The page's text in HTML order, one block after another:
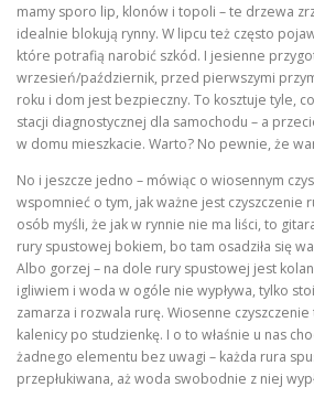
mamy sporo lip, klonów i topoli – te drzewa
idealnie blokują rynny. W lipcu też często
które potrafią narobić szkód. I jesienne
wrzesień/październik, przed pierwszymi
roku i dom jest bezpieczny. To kosztuje tyle,
stacji diagnostycznej dla samochodu – a
w domu mieszkacie. Warto? No pewnie, że
No i jeszcze jedno – mówiąc o wiosennym
wspomnieć o tym, jak ważne jest czyszczenie
osób myśli, że jak w rynnie nie ma liści, to
rury spustowej bokiem, bo tam osadziła się
Albo gorzej – na dole rury spustowej jest
igliwiem i woda w ogóle nie wypływa, tylko
zamarza i rozwala rurę. Wiosenne czyszczenie
kalenicy po studzienkę. I o to właśnie u nas
żadnego elementu bez uwagi – każda rura
przepłukiwana, aż woda swobodnie z niej